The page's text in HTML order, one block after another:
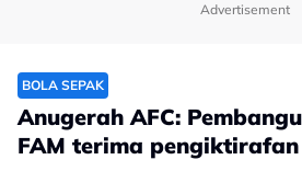
Advertisement
BOLA SEPAK
Anugerah AFC:
FAM terima pengiktirafan